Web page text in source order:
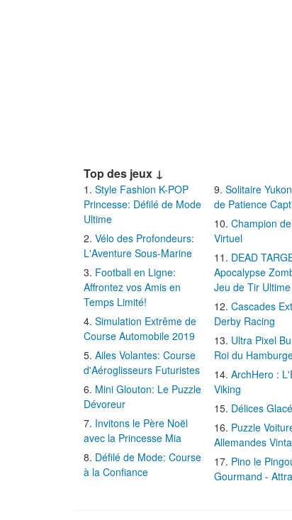
Top des jeux ↓
Style Fashion K-POP
Princesse: Défilé de Mode
Ultime
Vélo des Profondeurs:
L'Aventure Sous-Marine
Football en Ligne:
Affrontez vos Amis en
Temps Limité!
Simulation Extrême de
Course Automobile 2019
Ailes Volantes: Course
d'Aéroglisseurs Futuristes
Mini Glouton: Le Puzzle
Dévoreur
Invitons le Père Noël
avec la Princesse Mia
Défilé de Mode: Course
à la Confiance
Solitaire
de Patience
Champion
Virtuel
DEAD
Apocalypse
Jeu de Tir Ultime
Cascades
Derby Racing
Ultra Pixel
Roi du
ArchHero :
Viking
Délices
Puzzle
Allemandes
Pino le
Gourmand -